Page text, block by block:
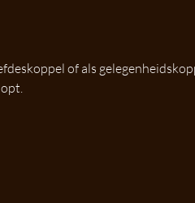
of als